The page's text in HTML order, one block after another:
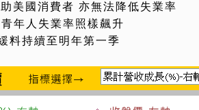
美國消費者 亦無法降低失業率
年人失業率照樣飆升
料持續至明年第一季